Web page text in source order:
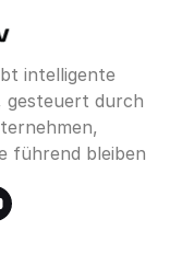
intelligente
gesteuert durch
führend bleiben